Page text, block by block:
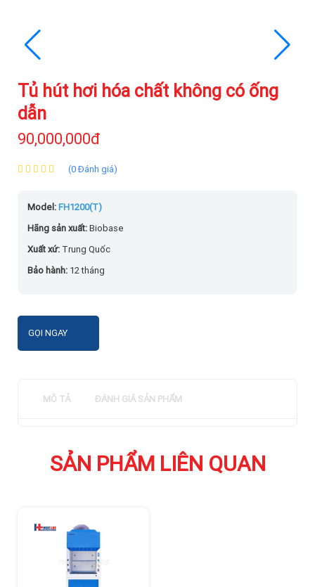
Tủ hút hơi hóa chất không có ống
dẫn
90,000,000đ
(0 Đánh giá)
Model:FH1200(T)
Hãng sản xuất:Biobase
Xuất xứ: Trung Quốc
Bảo hành: 12 tháng
GỌI NGAY
MÔ TẢ ĐÁNH GIÁ SẢN PHẨM
SẢN PHẨM LIÊN QUAN